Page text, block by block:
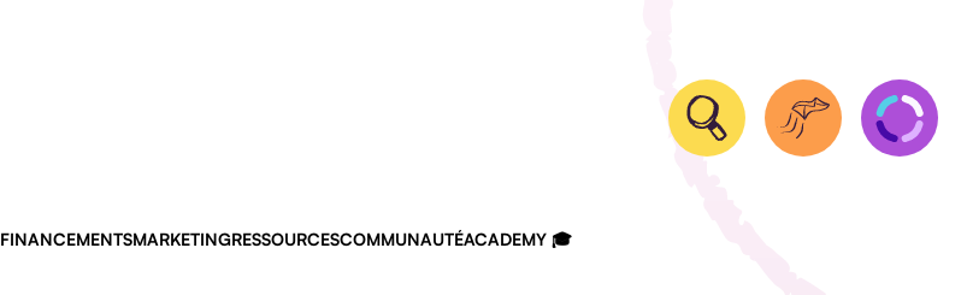
FINANCEMENTSMARKETINGRESSOURCESCOMMUNAUTÉACADEMY 🎓